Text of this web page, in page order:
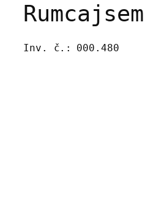
Rumcajsem
Inv. č.: 000.480